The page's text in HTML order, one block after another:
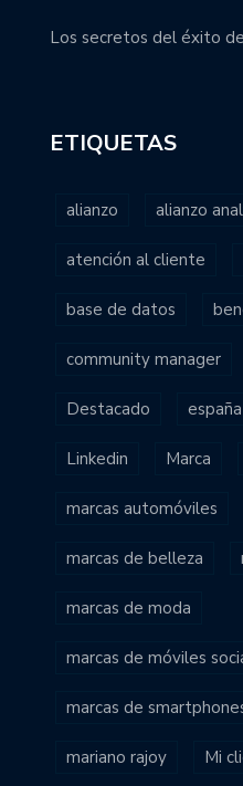
Los secretos del éxito
ETIQUETAS
alianzo alianzo
atención al cliente
base de datos
community manager
Destacado españa
Linkedin Marca
marcas automóviles
marcas de belleza
marcas de moda
marcas de móviles
marcas de
mariano rajoy Mi